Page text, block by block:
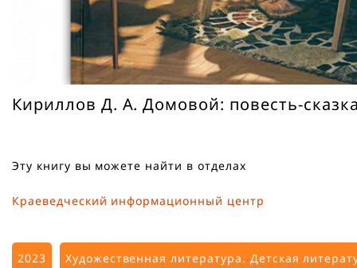
П
р
е
с
с
-
Кириллов Д. А. Домовой: повесть-
Эту книгу вы можете найти в отделах
Краеведческий информационный центр
2023 Художественная литература. Детская